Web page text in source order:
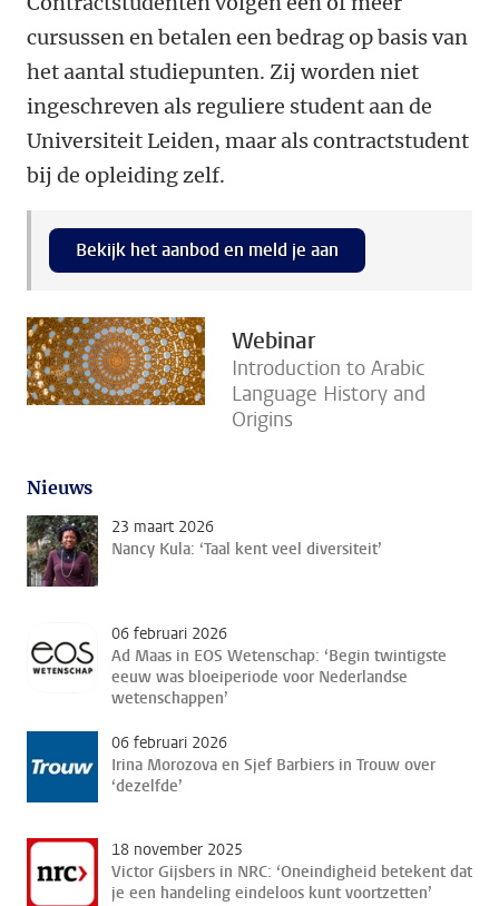
cursussen en betalen een bedrag op basis van
het aantal studiepunten. Zij worden niet
ingeschreven als reguliere student aan de
Universiteit Leiden, maar als contractstudent
bij de opleiding zelf.
Bekijk het aanbod en meld je aan
Webinar
Introduction to Arabic
Language History and
Origins
Nieuws
23 maart 2026
Nancy Kula: ‘Taal kent veel diversiteit’
06 februari 2026
Ad Maas in EOS Wetenschap: ‘Begin twintigste
eeuw was bloeiperiode voor Nederlandse
wetenschappen’
06 februari 2026
Irina Morozova en Sjef Barbiers in Trouw over
‘dezelfde’
18 november 2025
Victor Gijsbers in NRC: ‘Oneindigheid betekent dat
je een handeling eindeloos kunt voortzetten’